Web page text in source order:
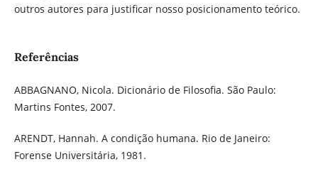
outros autores para justificar nosso posicionamento teórico.
Referências
ABBAGNANO, Nicola. Dicionário de Filosofia. São Paulo:
Martins Fontes, 2007.
ARENDT, Hannah. A condição humana. Rio de Janeiro:
Forense Universitária, 1981.